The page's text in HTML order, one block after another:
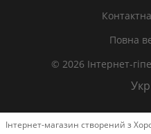
Повна
© 2026 Інтернет-
Укр
Інтернет-магазин створений з